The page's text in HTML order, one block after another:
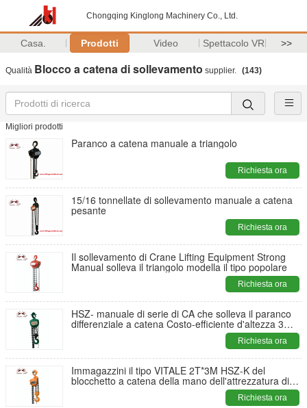
Chongqing Kinglong Machinery Co., Ltd.
Casa. Prodotti Video Spettacolo VR >>
Qualità Blocco a catena di sollevamento supplier. (143)
Migliori prodotti
Paranco a catena manuale a triangolo
Richiesta ora
15/16 tonnellate di sollevamento manuale a catena
pesante
Richiesta ora
Il sollevamento di Crane Lifting Equipment Strong
Manual solleva il triangolo modella il tipo popolare
Richiesta ora
HSZ- manuale di serie di CA che solleva il paranco
differenziale a catena Costo-efficiente d'altezza 3
Richiesta ora
Immagazzini il tipo VITALE 2T*3M HSZ-K del
blocchetto a catena della mano dell'attrezzatura di
Richiesta ora